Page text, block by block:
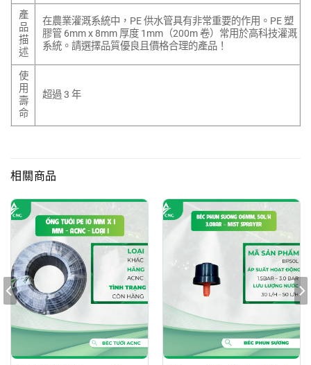
產
品
描
述
在農業灌溉系統中，PE 供水管具有非常重要的作用。PE 塑
膠管 6mm x 8mm 厚度 1mm（200m 卷）常用於高科技灌溉
系統。請選擇品質優良且價格合理的產品！
使
用
壽
命
超過 3 年
相關商品